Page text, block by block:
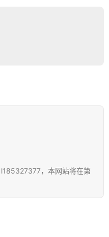
，本网站将在第